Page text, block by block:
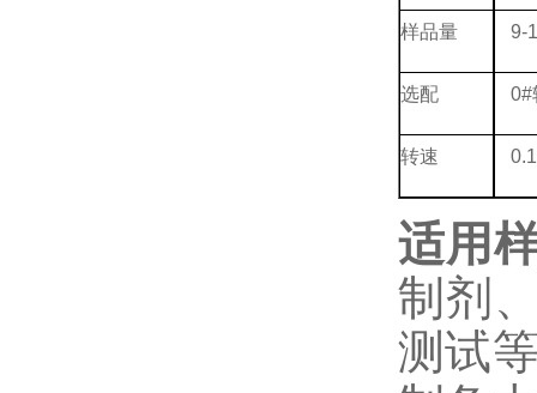
样品量 9-
选配 0#
转速
适用
制剂
测试